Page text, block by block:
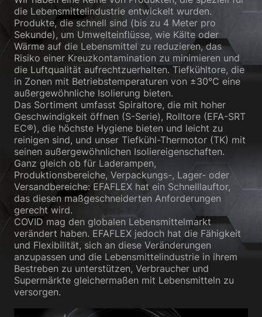
die Lebensmittelindustrie entwickelt wurden.
Produkte, die schnell sind (bis zu 4 Meter pro
Sekunde), um Umwelteinflüsse, wie Kälte oder
Wärme auf die Lebensmittel zu reduzieren, das
Risiko einer Kreuzkontamination zu minimieren und
die Luftqualität aufrechtzuerhalten. Tiefkühltore, die
in Zonen mit Betriebstemperaturen von ±30°C eine
außergewöhnliche Isolierung bieten.
Das Sortiment umfasst Spiraltore, die mit hoher
Geschwindigkeit öffnen (S-Serie), Rolltore (EFA-SRT
EC®), die höchste Hygiene bieten und leicht zu
reinigen sind, und unser Tiefkühl-Thermotor (TK) mit
seinen außergewöhnlichen Isoliereigenschaften.
Ganz gleich ob für Laderampen,
Produktionsbereiche, Verpackungs-, Lager- oder
Versandbereiche: EFAFLEX hat ein Schnelllauftor,
das diesen maßgeschneiderten Anforderungen
gerecht wird.
COVID mag den globalen Lebensmittelmarkt
verändert haben. EFAFLEX jedoch hat die Fähigkeit
und Flexibilität, sich an diese Veränderungen
anzupassen und die Lebensmittelindustrie in ihrem
Bestreben zu unterstützen, Verbraucher und
Supermärkte gleichermaßen mit Lebensmitteln zu
versorgen.